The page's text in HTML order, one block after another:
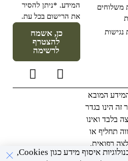
משלוחים
המידע. *ניתן להסיר
את הרישום בכל עת.
כן, אשמח
להצטרף
לרשימה
המובא
זה הינו בגדר
בלבד ואינו
תחליף או
רפואית.
להתייעץ עם
באתר זה נעשה שימוש בטכנולוגיות איסוף מידע כגון Cookies,